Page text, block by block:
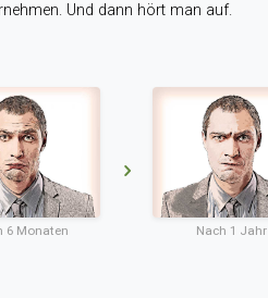
Und dann hört man auf.
6 Monaten Nach 1 Jahr